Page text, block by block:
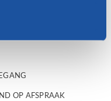
OP AFSPRAAK